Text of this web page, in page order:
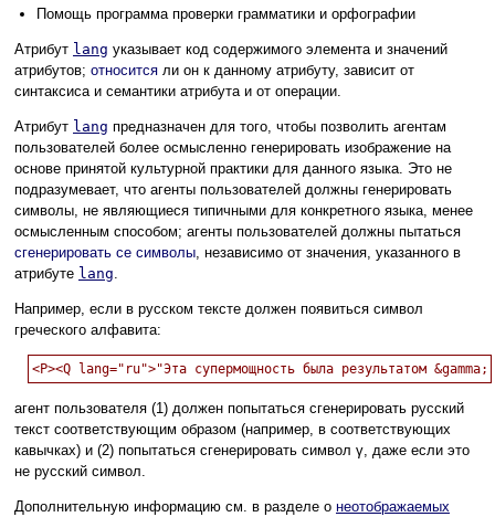
Помощь программа проверки грамматики и орфографии
Атрибут lang указывает код содержимого элемента и значений
атрибутов; относится ли он к данному атрибуту, зависит от
синтаксиса и семантики атрибута и от операции.
Атрибут lang предназначен для того, чтобы позволить агентам
пользователей более осмысленно генерировать изображение на
основе принятой культурной практики для данного языка. Это не
подразумевает, что агенты пользователей должны генерировать
символы, не являющиеся типичными для конкретного языка, менее
осмысленным способом; агенты пользователей должны пытаться
сгенерировать се символы , независимо от значения, указанного в
атрибуте lang
Например, если в русском тексте должен появиться символ
греческого алфавита:
агент пользователя (1) должен попытаться сгенерировать русский
текст соответствующим образом (например, в соответствующих
кавычках) и (2) попытаться сгенерировать символ γ, даже если это
не русский символ.
Дополнительную информацию см. в разделе о неотображаемых